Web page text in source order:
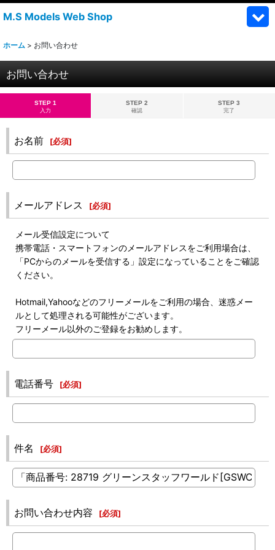
M.S Models Web Shop
ホーム > お問い合わせ
お問い合わせ
STEP 1
入力
STEP 2
確認
STEP 3
完了
お名前 [必須]
メールアドレス [必須]
メール受信設定について
携帯電話・スマートフォンのメールアドレスをご利用場合は、
「PCからのメールを受信する」設定になっていることをご確認
ください。
Hotmail,Yahooなどのフリーメールをご利用の場合、迷惑メー
ルとして処理される可能性がございます。
フリーメール以外のご登録をお勧めします。
電話番号 [必須]
件名 [必須]
お問い合わせ内容 [必須]